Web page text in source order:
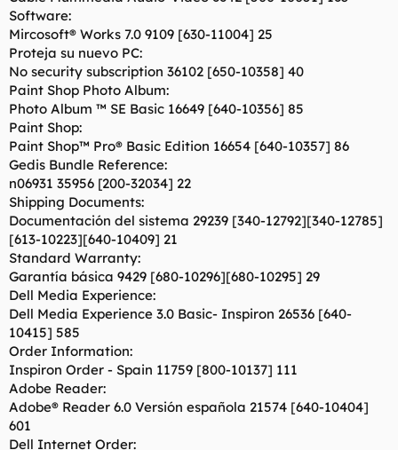
Software:
Mircosoft® Works 7.0 9109 [630-11004] 25
Proteja su nuevo PC:
No security subscription 36102 [650-10358] 40
Paint Shop Photo Album:
Photo Album ™ SE Basic 16649 [640-10356] 85
Paint Shop:
Paint Shop™ Pro® Basic Edition 16654 [640-10357] 86
Gedis Bundle Reference:
n06931 35956 [200-32034] 22
Shipping Documents:
Documentación del sistema 29239 [340-12792][340-12785]
[613-10223][640-10409] 21
Standard Warranty:
Garantía básica 9429 [680-10296][680-10295] 29
Dell Media Experience:
Dell Media Experience 3.0 Basic- Inspiron 26536 [640-
10415] 585
Order Information:
Inspiron Order - Spain 11759 [800-10137] 111
Adobe Reader:
Adobe® Reader 6.0 Versión española 21574 [640-10404]
601
Dell Internet Order: